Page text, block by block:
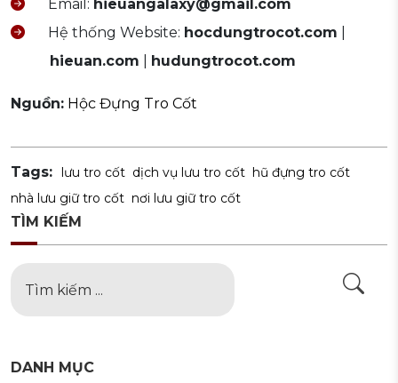
Email: hieuangalaxy@gmail.com
Hệ thống Website: hocdungtrocot.com
hieuan.com
hudungtrocot.com
Nguồn: Hộc Đựng Tro Cốt
Tags: lưu tro cốt dịch vụ lưu tro cốt hũ đựng tro cốt
nhà lưu giữ tro cốt nơi lưu giữ tro cốt
TÌM KIẾM
DANH MỤC